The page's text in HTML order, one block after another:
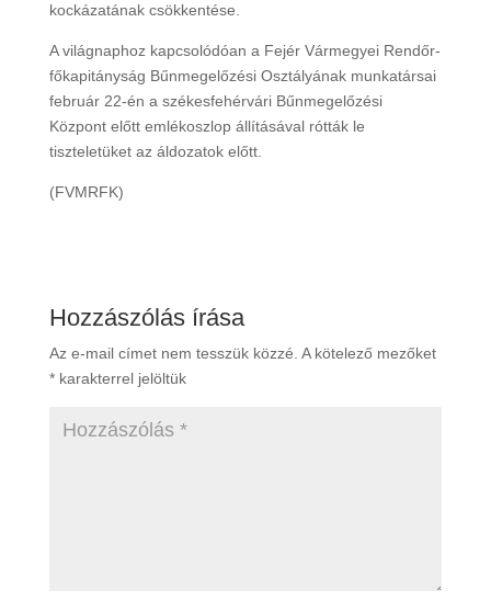
kockázatának csökkentése.
A világnaphoz kapcsolódóan a Fejér Vármegyei Rendőr-
főkapitányság Bűnmegelőzési Osztályának munkatársai
február 22-én a székesfehérvári Bűnmegelőzési
Központ előtt emlékoszlop állításával rótták le
tiszteletüket az áldozatok előtt.
(FVMRFK)
Hozzászólás írása
Az e-mail címet nem tesszük közzé. A kötelező mezőket
*karakterrel jelöltük